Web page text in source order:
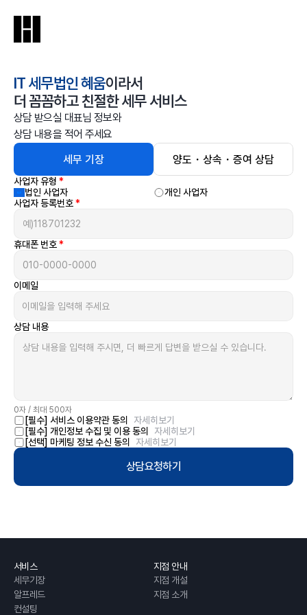
IT 세무법인 혜움이라서
더 꼼꼼하고 친절한 세무 서비스
상담 받으실 대표님 정보와
상담 내용을 적어 주세요
세무 기장
양도・상속・증여 상담
사업자 유형 *
법인 사업자
개인 사업자
사업자 등록번호*
휴대폰 번호*
이메일
상담 내용
0자 / 최대 500자
[필수] 서비스 이용약관 동의
자세히보기
[필수] 개인정보 수집 및 이용 동의
자세히보기
[선택] 마케팅 정보 수신 동의
자세히보기
상담요청하기
서비스
세무기장
알프레드
컨설팅
지점 안내
지점 개설
지점 소개